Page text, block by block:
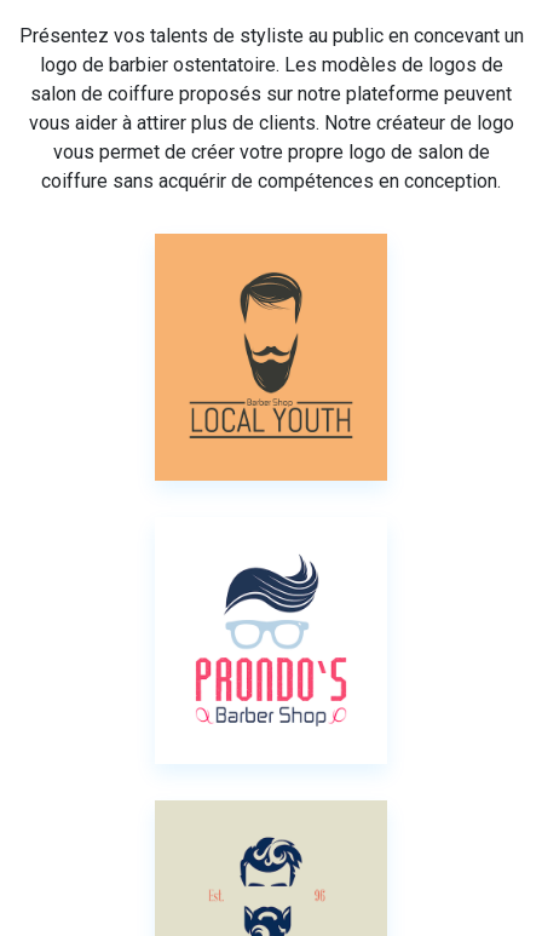
Présentez vos talents de styliste au public en concevant un
logo de barbier ostentatoire. Les modèles de logos de
salon de coiffure proposés sur notre plateforme peuvent
vous aider à attirer plus de clients. Notre créateur de logo
vous permet de créer votre propre logo de salon de
coiffure sans acquérir de compétences en conception.